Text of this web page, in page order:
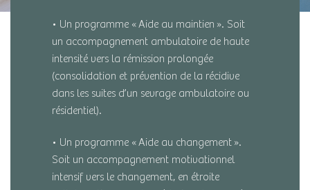
• Un programme « Aide au maintien ». Soit
un accompagnement ambulatoire de haute
intensité vers la rémission prolongée
(consolidation et prévention de la récidive
dans les suites d’un sevrage ambulatoire ou
résidentiel).
• Un programme « Aide au changement ».
Soit un accompagnement motivationnel
intensif vers le changement, en étroite